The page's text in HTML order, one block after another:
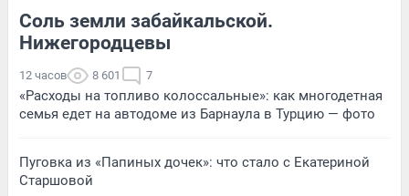
Соль земли забайкальской.
Нижегородцевы
12 часов 8 601 7
«Расходы на топливо колоссальные»: как многодетная
семья едет на автодоме из Барнаула в Турцию — фото
Пуговка из «Папиных дочек»: что стало с Екатериной
Старшовой